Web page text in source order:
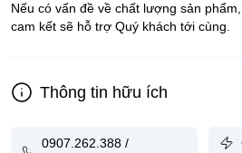
Nếu có vấn đề về chất lượng sản
cam kết sẽ hỗ trợ Quý khách tới cùng.
Thông tin hữu ích
0907.262.388 /